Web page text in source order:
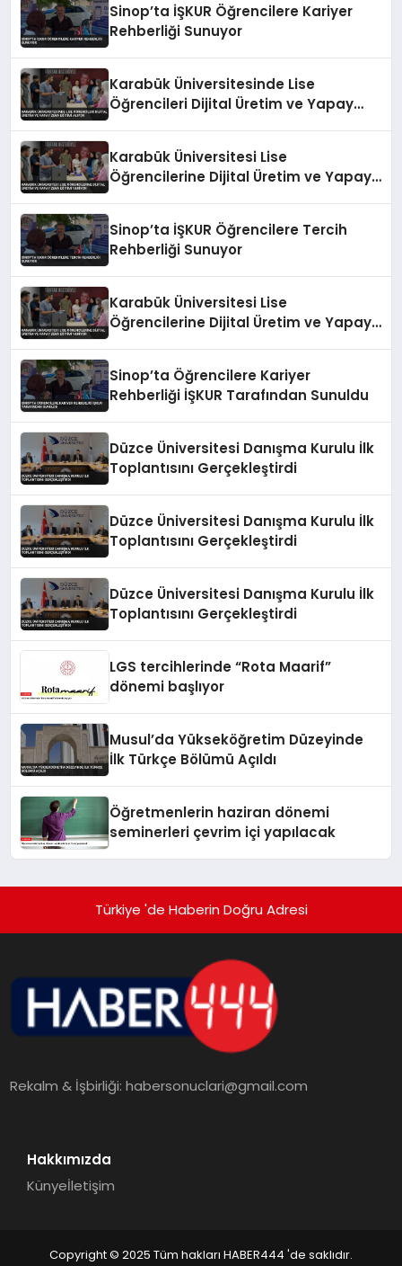
Sinop’ta İŞKUR Öğrencilere Kariyer
Rehberliği Sunuyor
Karabük Üniversitesinde Lise
Öğrencileri Dijital Üretim ve Yapay
Karabük Üniversitesi Lise
Öğrencilerine Dijital Üretim ve Yapay
Sinop’ta İŞKUR Öğrencilere Tercih
Rehberliği Sunuyor
Karabük Üniversitesi Lise
Öğrencilerine Dijital Üretim ve Yapay
Sinop’ta Öğrencilere Kariyer
Rehberliği İŞKUR Tarafından Sunuldu
Düzce Üniversitesi Danışma Kurulu İlk
Toplantısını Gerçekleştirdi
Düzce Üniversitesi Danışma Kurulu İlk
Toplantısını Gerçekleştirdi
Düzce Üniversitesi Danışma Kurulu İlk
Toplantısını Gerçekleştirdi
LGS tercihlerinde “Rota Maarif”
dönemi başlıyor
Musul’da Yükseköğretim Düzeyinde
İlk Türkçe Bölümü Açıldı
Öğretmenlerin haziran dönemi
seminerleri çevrim içi yapılacak
Türkiye 'de Haberin Doğru Adresi
Rekalm & İşbirliği:habersonuclari@gmail.com
Hakkımızda
Künyeİletişim
Copyright © 2025 Tüm hakları HABER444 'de saklıdır.